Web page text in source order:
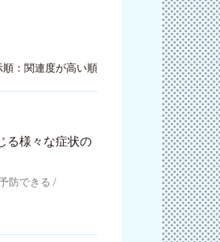
順：関連度が高い順
る様々な症状の
防できる